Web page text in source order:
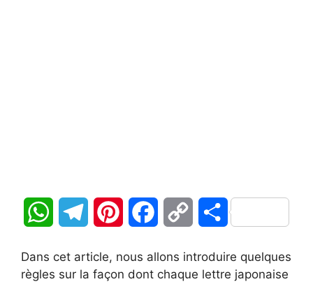
W
a l n c p
P
r
Dans cet article, nous allons introduire quelques
règles sur la façon dont chaque lettre japonaise